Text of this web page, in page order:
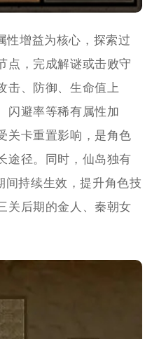
性增益为核心，探索过
点，完成解谜或击败守
击、防御、生命值上
闪避率等稀有属性加
关卡重置影响，是角色
途径。同时，仙岛独有
间持续生效，提升角色技
关后期的金人、秦朝女